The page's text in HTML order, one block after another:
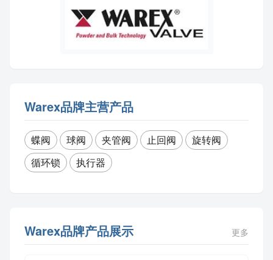
Warex品牌主营产品
蝶阀 球阀 夹管阀 止回阀
旋转阀
循环锁
执行器
Warex品牌产品展示 更多